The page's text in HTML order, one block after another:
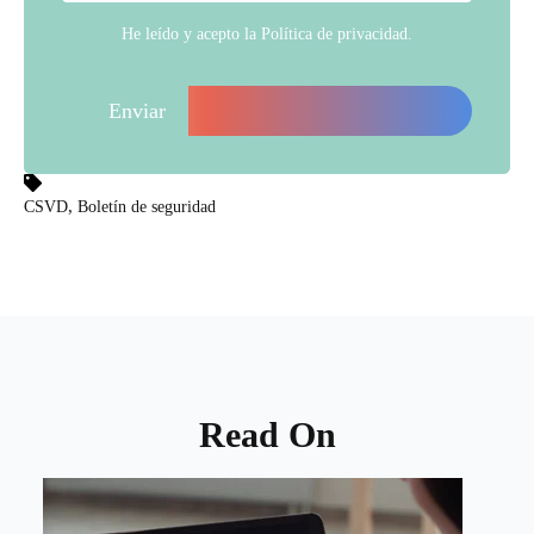
He leído y acepto la Política de privacidad
CSVD, Boletín de seguridad
Read On